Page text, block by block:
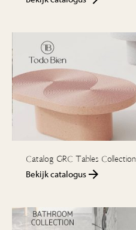
Catalog GRC Tables Collection
Bekijk catalogus